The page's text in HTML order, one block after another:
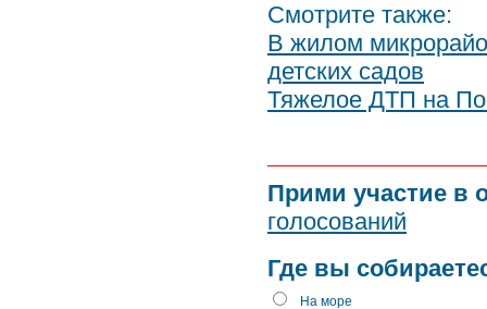
Смотрите также:
В жилом
детских садов
Тяжелое ДТП на
Прими участие в
голосований
Где вы
На море